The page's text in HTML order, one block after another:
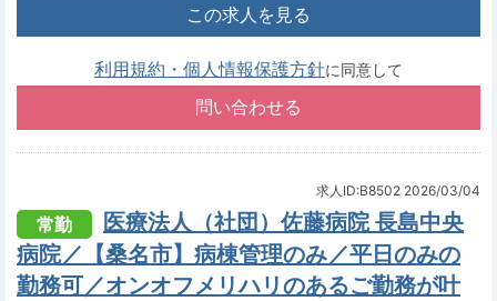
この求人を見る
利用規約・個人情報保護方針に同意して
求人ID:B8502 2026/03/04
常勤
医療法人（社団）佐藤病院 長島中央
病院／【桑名市】病棟管理のみ／平日のみの
勤務可／オンオフメリハリのあるご勤務が叶